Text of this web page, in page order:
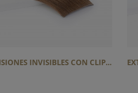
INVISIBLES CON CLIP...